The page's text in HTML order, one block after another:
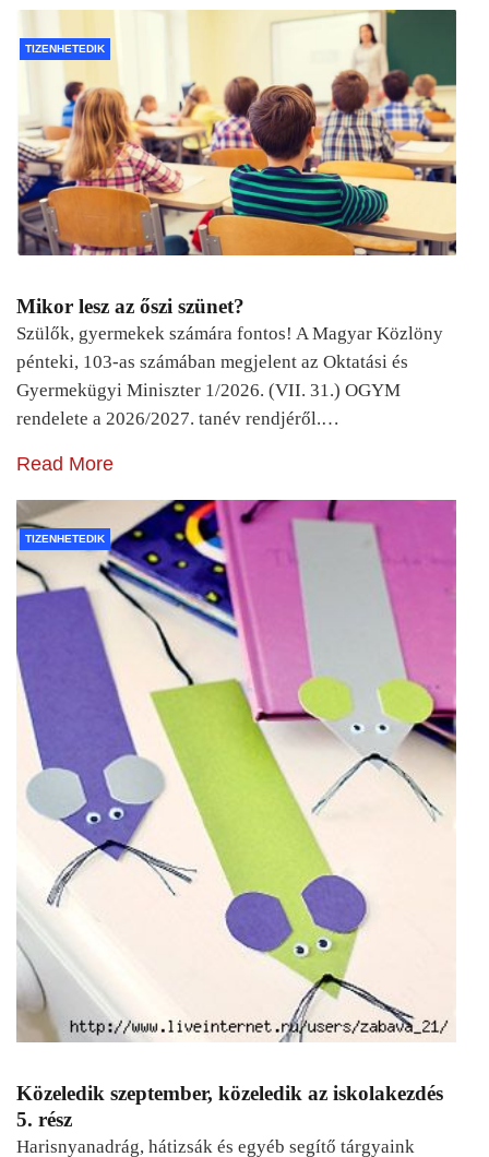
TIZENHETEDIK
Mikor lesz az őszi szünet?
Szülők, gyermekek számára fontos! A Magyar Közlöny
pénteki, 103-as számában megjelent az Oktatási és
Gyermekügyi Miniszter 1/2026. (VII. 31.) OGYM
rendelete a 2026/2027. tanév rendjéről.…
Read More
TIZENHETEDIK
Közeledik szeptember, közeledik az iskolakezdés
5. rész
Harisnyanadrág, hátizsák és egyéb segítő tárgyaink